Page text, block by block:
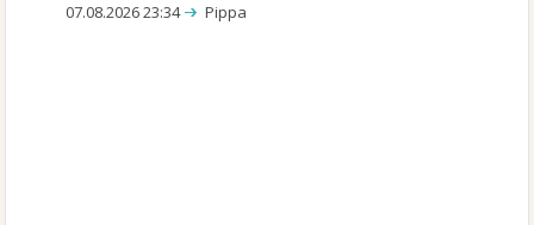
07.08.2026 23:34 Pippa